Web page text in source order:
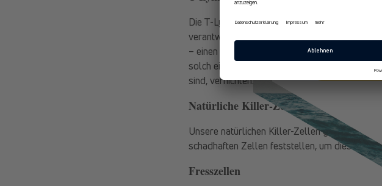
Die T-Lymphozyten machen ca. 70 % aller
verantwortlich. Das bedeutet, dass sie – im
– einen angriffslustigeren Weg wählen und
solch einem Engagement, dass sie sogar
sind, vernichten.
Natürliche Killer-Zellen
Unsere natürlichen Killer-Zellen gehören
schadhaften Zellen feststellen, um diese
Fresszellen
Jetzt